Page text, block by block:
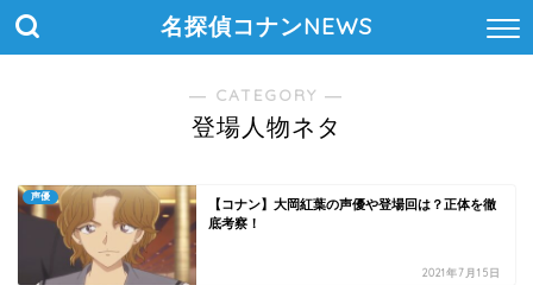
名探偵コナンNEWS
― CATEGORY ―
登場人物ネタ
声優
【コナン】大岡紅葉の声優や登場回は？正体を徹
底考察！
2021年7月15日